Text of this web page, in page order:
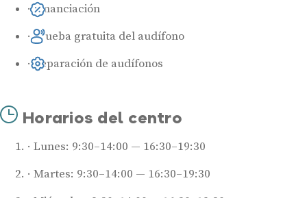
Financiación
Prueba gratuita del audífono
Reparación de audífonos
Horarios del centro
Lunes: 9:30–14:00 — 16:30–19:30
Martes: 9:30–14:00 — 16:30–19:30